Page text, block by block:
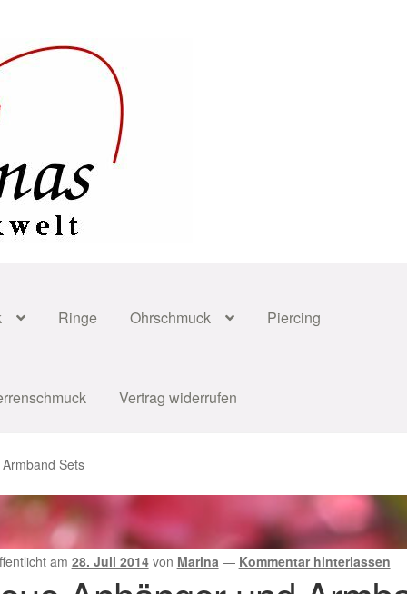
Ringe Ohrschmuck Piercing
Vertrag widerrufen
zu Ostern 2023
für Weihnachten 2023
für Weihnachten 2025
Sets
am 28. Juli 2014 von Marina — Kommentar hinterlassen